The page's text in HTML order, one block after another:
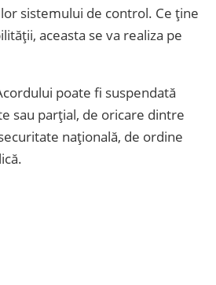
sistemului de control. Ce ține
aceasta se va realiza pe
poate fi suspendată
sau parțial, de oricare dintre
națională, de ordine